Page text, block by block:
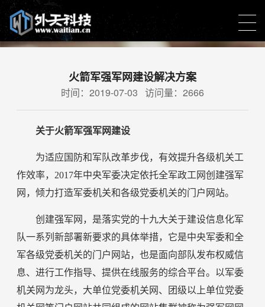
新闻中心
营销策略结合视觉创意达到完美的网站访问体验
火箭军强军网建设解决方案
时间：2019-07-03 访问量：2666
关于火箭军强军网建设
为适应国防和军队改革步伐，有效提升各级机关工
作效率，2017年中央军委决定依托全军政工网创建强军
网，倾力打造军委机关和各级党委机关的门户网站。
创建强军网，是落实党的十九大关于建设信息化军
队一系列新部署新要求的具体举措，它是中央军委和全
军各级党委机关的门户网站，也是面向部队发布权威信
息、进行工作指导、提供在线服务的综合平台。以军委
机关网为龙头，大单位党委机关网、团级以上单位党委